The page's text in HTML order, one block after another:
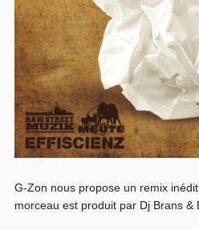
G-Zon nous propose un remix
morceau est produit par Dj Brans &